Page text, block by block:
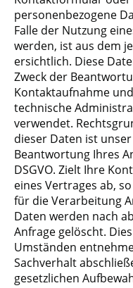
personenbezogene
Falle der Nutzung
werden, ist aus dem
ersichtlich. Diese
Zweck der
Kontaktaufnahme
technische
verwendet.
dieser Daten ist
Beantwortung Ihres
DSGVO. Zielt Ihre
eines Vertrages ab,
für die Verarbeitung
Daten werden nach
Anfrage gelöscht.
Umständen
Sachverhalt
gesetzlichen